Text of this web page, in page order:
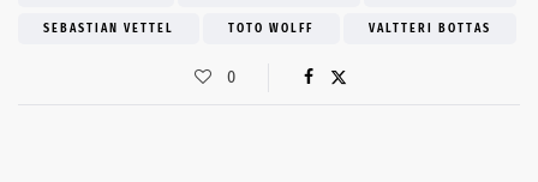
SEBASTIAN VETTEL TOTO WOLFF VALTTERI BOTTAS
0